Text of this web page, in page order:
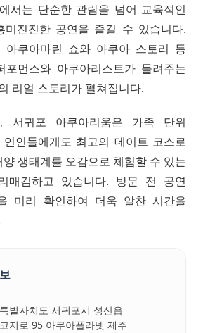
서는 단순한 관람을 넘어 교육적인
미진진한 공연을 즐길 수 있습니다.
아쿠아마린 쇼와 아쿠아 스토리 등
포먼스와 아쿠아리스트가 들려주는
리얼 스토리가 펼쳐집니다.
서귀포 아쿠아리움은 가족 단위
인들에게도 최고의 데이트 코스로
생태계를 오감으로 체험할 수 있는
매김하고 있습니다. 방문 전 공연
미리 확인하여 더욱 알찬 시간을
별자치도 서귀포시 성산읍
지로 95 아쿠아플라넷 제주